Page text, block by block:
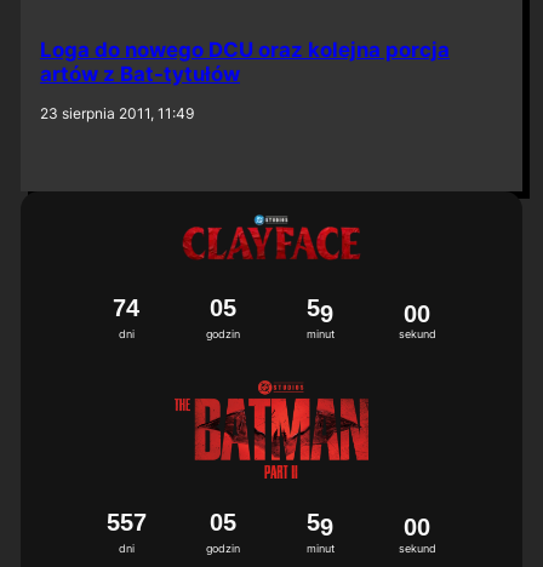
Loga do nowego DCU oraz kolejna porcja
artów z Bat-tytułów
23 sierpnia 2011, 11:49
dni
74
godzin
05
minut
58
9
sekund
5
0
9
0
dni
557
godzin
05
minut
58
9
sekund
5
0
9
0